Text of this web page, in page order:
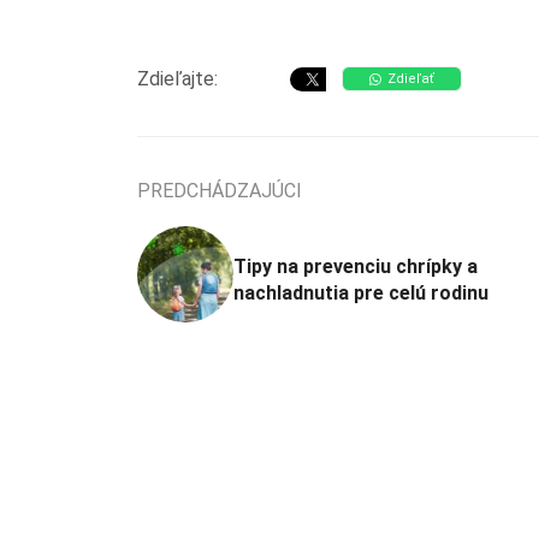
Zdieľajte: Zdieľať
PREDCHÁDZAJÚCI
Tipy na prevenciu chrípky a
nachladnutia pre celú rodinu